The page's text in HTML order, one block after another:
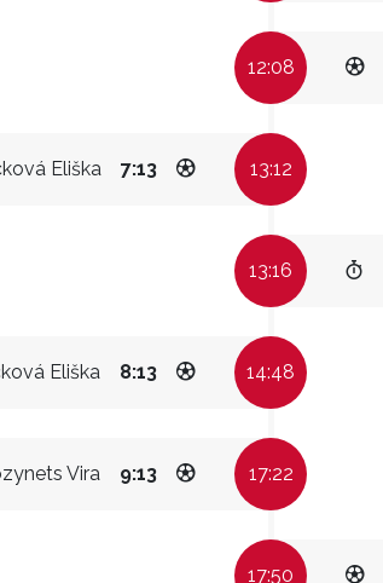
12:08
Eliška 7:13 13:12
13:16
Eliška 8:13 14:48
Vira 9:13 17:22
17:50